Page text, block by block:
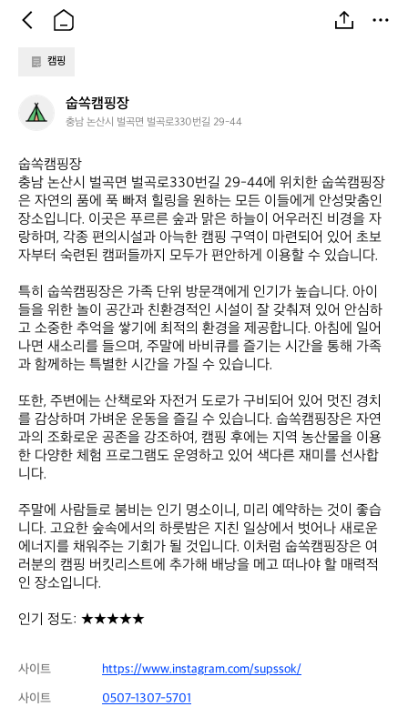
캠핑
쏙
핑
장
숩쏙캠핑장
충남 논산시 벌곡면 벌곡로330번길 29-44
숩쏙캠핑장
충남 논산시 벌곡면 벌곡로330번길 29-44에 위치한 숩쏙캠핑장
은 자연의 품에 푹 빠져 힐링을 원하는 모든 이들에게 안성맞춤인
장소입니다. 이곳은 푸르른 숲과 맑은 하늘이 어우러진 비경을 자
랑하며, 각종 편의시설과 아늑한 캠핑 구역이 마련되어 있어 초보
자부터 숙련된 캠퍼들까지 모두가 편안하게 이용할 수 있습니다.
특히 숩쏙캠핑장은 가족 단위 방문객에게 인기가 높습니다. 아이
들을 위한 놀이 공간과 친환경적인 시설이 잘 갖춰져 있어 안심하
고 소중한 추억을 쌓기에 최적의 환경을 제공합니다. 아침에 일어
나면 새소리를 들으며, 주말에 바비큐를 즐기는 시간을 통해 가족
과 함께하는 특별한 시간을 가질 수 있습니다.
또한, 주변에는 산책로와 자전거 도로가 구비되어 있어 멋진 경치
를 감상하며 가벼운 운동을 즐길 수 있습니다. 숩쏙캠핑장은 자연
과의 조화로운 공존을 강조하여, 캠핑 후에는 지역 농산물을 이용
한 다양한 체험 프로그램도 운영하고 있어 색다른 재미를 선사합
니다.
주말에 사람들로 붐비는 인기 명소이니, 미리 예약하는 것이 좋습
니다. 고요한 숲속에서의 하룻밤은 지친 일상에서 벗어나 새로운
에너지를 채워주는 기회가 될 것입니다. 이처럼 숩쏙캠핑장은 여
러분의 캠핑 버킷리스트에 추가해 배낭을 메고 떠나야 할 매력적
인 장소입니다.
인기 정도: ★★★★★
사이트
https://www.instagram.com/supssok/
사이트
0507-1307-5701